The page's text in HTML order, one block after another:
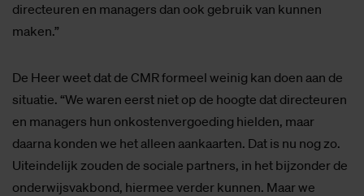
directeuren en managers dan ook gebruik van kunnen
maken.”
De Heer weet dat de CMR formeel weinig kan doen aan de
situatie. “We waren eerst niet op de hoogte dat directeuren
en managers hun onkostenvergoeding hielden, maar
daarna konden we het alleen aankaarten. Dat is nu nog zo.
Uiteindelijk zouden de sociale partners, in het bijzonder de
onderwijsvakbond, hiermee verder kunnen. Maar we